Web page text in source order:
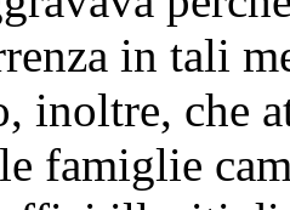
in tali
inoltre, che
famiglie